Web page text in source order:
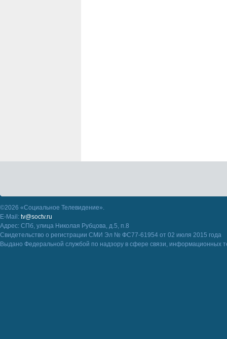
©2026 «Социальное Телевидение».
E-Mail: tv@soctv.ru
Адрес: СПб, улица Николая Рубцова, д.5, п.8
Свидетельство о регистрации СМИ Эл № ФС77-61954 от 02 июля 2015 года
Выдано Федеральной службой по надзору в сфере связи, информационных